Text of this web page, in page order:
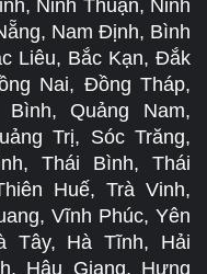
Ninh Thuận, Ninh
Nam Định, Bình
Liêu, Bắc Kạn, Đắk
Nai, Đồng Tháp,
Quảng Nam,
Trị, Sóc Trăng,
Thái Bình, Thái
Huế, Trà Vinh,
Vĩnh Phúc, Yên
Tây, Hà Tĩnh, Hải
Hậu Giang, Hưng